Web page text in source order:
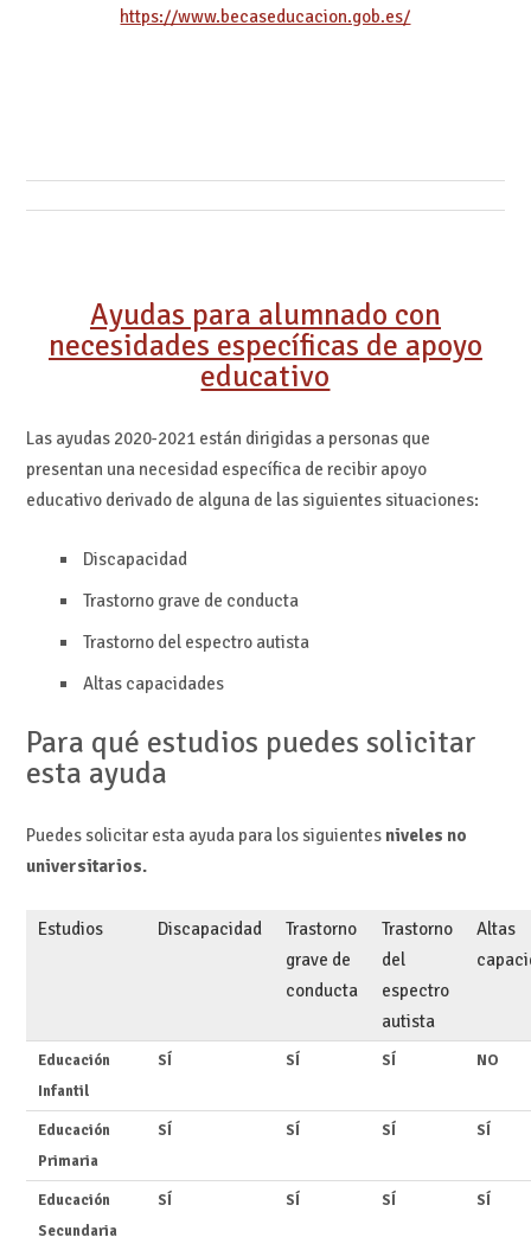
https://www.becaseducacion.gob.es/
Ayudas para alumnado con
necesidades específicas de apoyo
educativo
Las ayudas 2020-2021 están dirigidas a personas que
presentan una necesidad específica de recibir apoyo
educativo derivado de alguna de las siguientes situaciones:
Discapacidad
Trastorno grave de conducta
Trastorno del espectro autista
Altas capacidades
Para qué estudios puedes solicitar
esta ayuda
Puedes solicitar esta ayuda para los siguientes niveles no
universitarios.
Estudios Discapacidad
Trastorno
grave de
conducta
Trastorno
del
espectro
autista
Altas
Educación
Infantil
SÍ SÍ SÍ NO
Educación
Primaria
SÍ SÍ SÍ SÍ
Educación
Secundaria
SÍ SÍ SÍ SÍ